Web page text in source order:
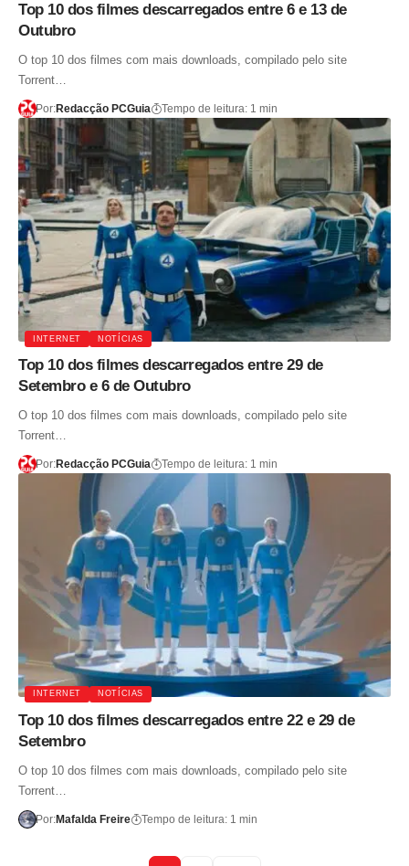
Top 10 dos filmes descarregados entre 6 e 13 de
Outubro
O top 10 dos filmes com mais downloads, compilado pelo site
Torrent…
Por:Redacção PCGuia Tempo de leitura: 1 min
INTERNET NOTÍCIAS
Top 10 dos filmes descarregados entre 29 de
Setembro e 6 de Outubro
O top 10 dos filmes com mais downloads, compilado pelo site
Torrent…
Por:Redacção PCGuia Tempo de leitura: 1 min
INTERNET NOTÍCIAS
Top 10 dos filmes descarregados entre 22 e 29 de
Setembro
O top 10 dos filmes com mais downloads, compilado pelo site
Torrent…
Por:Mafalda Freire Tempo de leitura: 1 min